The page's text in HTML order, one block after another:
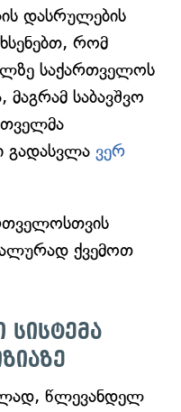
დასრულების
რომ
საქართველოს
მაგრამ საბავშვო
გადასვლა ვერ
ქვემოთ
წლევანდელ